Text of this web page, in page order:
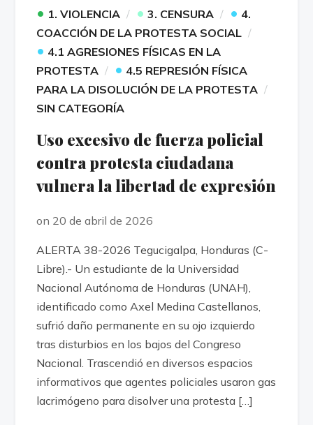
• 1. VIOLENCIA • 3. CENSURA • 4.
COACCIÓN DE LA PROTESTA SOCIAL
• 4.1 AGRESIONES FÍSICAS EN LA
PROTESTA
• 4.5 REPRESIÓN FÍSICA
PARA LA DISOLUCIÓN DE LA PROTESTA
SIN CATEGORÍA
Uso excesivo de fuerza policial
contra protesta ciudadana
vulnera la libertad de expresión
on 20 de abril de 2026
ALERTA 38-2026 Tegucigalpa, Honduras (C-
Libre).- Un estudiante de la Universidad
Nacional Autónoma de Honduras (UNAH),
identificado como Axel Medina Castellanos,
sufrió daño permanente en su ojo izquierdo
tras disturbios en los bajos del Congreso
Nacional. Trascendió en diversos espacios
informativos que agentes policiales usaron gas
lacrimógeno para disolver una protesta […]